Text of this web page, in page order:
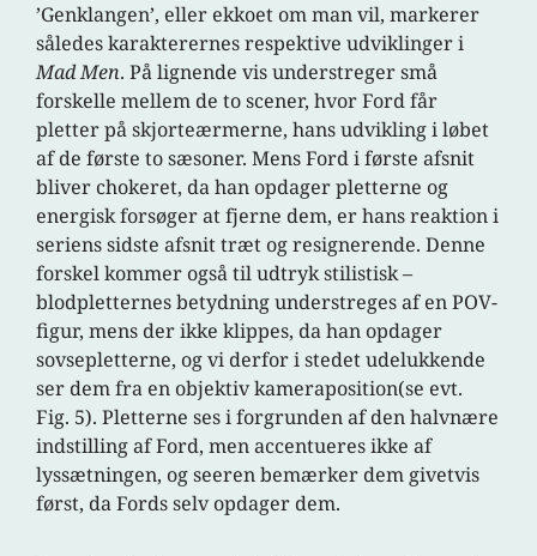
’Genklangen’, eller ekkoet om man vil, markerer
således karakterernes respektive udviklinger i
Mad Men. På lignende vis understreger små
forskelle mellem de to scener, hvor Ford får
pletter på skjorteærmerne, hans udvikling i løbet
af de første to sæsoner. Mens Ford i første afsnit
bliver chokeret, da han opdager pletterne og
energisk forsøger at fjerne dem, er hans reaktion i
seriens sidste afsnit træt og resignerende. Denne
forskel kommer også til udtryk stilistisk –
blodpletternes betydning understreges af en POV-
figur, mens der ikke klippes, da han opdager
sovsepletterne, og vi derfor i stedet udelukkende
ser dem fra en objektiv kameraposition(se evt.
Fig. 5). Pletterne ses i forgrunden af den halvnære
indstilling af Ford, men accentueres ikke af
lyssætningen, og seeren bemærker dem givetvis
først, da Fords selv opdager dem.